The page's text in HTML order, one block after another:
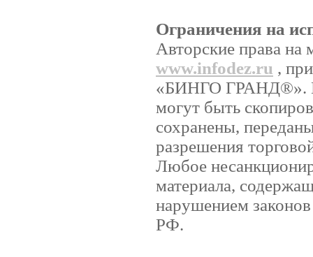
Ограничения на
Авторские права на
www.infodez.ru ,
«БИНГО ГРАНД®».
могут быть
сохранены,
разрешения
Любое
материала,
нарушением
РФ.